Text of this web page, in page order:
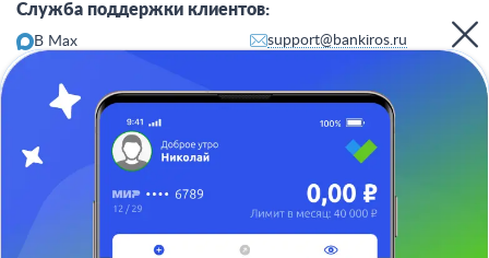
Служба поддержки клиентов:
В Max
support@bankiros.ru
Пн-пт с 10:00 до 17:00
117342, Москва, ул. Бутлерова, дом 17,
БЦ Neo Geo, офис 4070
Отписаться